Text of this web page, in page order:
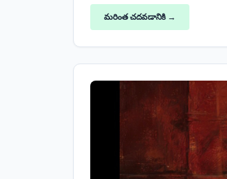
మరింత చదవడానికి →